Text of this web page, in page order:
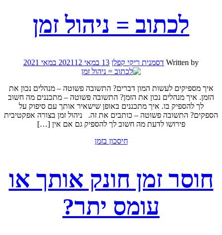
לכתוב = ניהול זמן
Written by דסמנית ריקי קפלן 13 במאי 2021 12 במאי 2021
איך מספיקים לעשות המון דברים? התשובה פשוטה – מנהלים נכון את
הזמן. איך מנהלים נכון את הזמן? התשובה פשוטה – מתכננים מה חשוב
לך להספיק בו. איך מתכננים באופן שישאיר אותך עם סיפוק על
הספקים? התשובה פשוטה – כותבים את זה. ניהול זמן בצורה אפקטיבית
פירושו לדעת מה חשוב לך להספיק גם אם אין […]
חיסכון בזמן
חוסר זמן חונק אותך או
עומס יתר?